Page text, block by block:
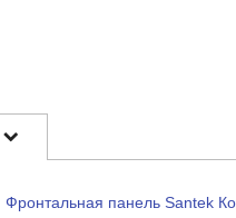
Фронтальная панель Santek